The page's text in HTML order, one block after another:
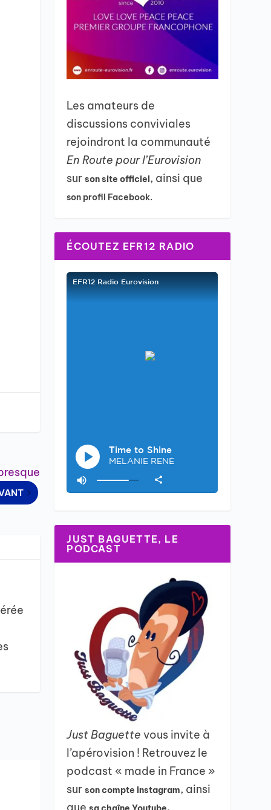
Les amateurs de
discussions conviviales
rejoindront la communauté
En Route pour l’Eurovision
surson site officiel, ainsi que
son profil Facebook.
ÉCOUTEZ EFR12 RADIO
JUST BAGUETTE, LE
PODCAST
Just Baguettevous invite à
l’apérovision ! Retrouvez le
podcast « made in France »
surson compte Instagram, ainsi